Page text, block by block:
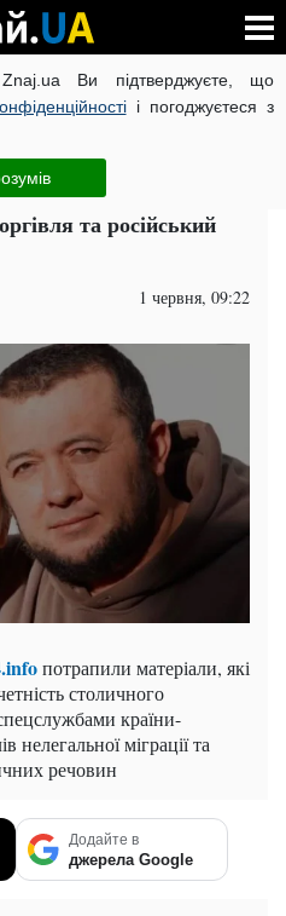
Ви підтверджуєте, що
і погоджуєтеся з
КОРОНАВІРУС В УКРАЇНІ
ЧИТАТЬ НА РУССКОМ
подвійне
та російський
1 червня, 09:22
потрапили матеріали, які
столичного
країни-
нелегальної міграції та
речовин
Додайте в
джерела Google